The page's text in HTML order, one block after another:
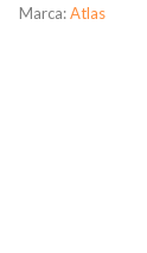
Marca:Atlas